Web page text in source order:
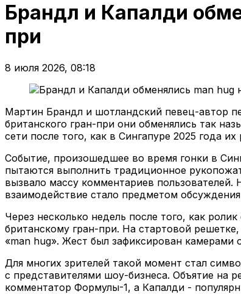
Брандл и Капалди
при
8 июля 2026, 08:18
Мартин Брандл и шотландский певец-автор
британского гран-при они обменялись так
сети после того, как в Сингапуре 2025 года
Событие, произошедшее во время гонки в
пытаются выполнить традиционное
вызвало массу комментариев
взаимодействие стало предметом
Через несколько недель после того, как
британскому гран-при. На стартовой
«man hug». Жест был зафиксирован камерами
Для многих зрителей такой момент стал
с представителями шоу-бизнеса. Объятие на
комментатор Формулы-1, а Капалди -